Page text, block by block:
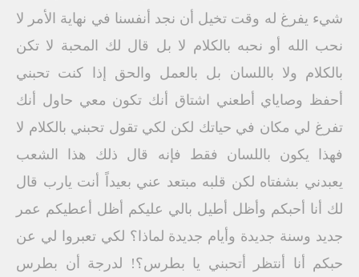
شيء يفرغ له وقت تخيل أن نجد أنفسنا في نهاية الأمر لا
نحب الله أو نحبه بالكلام لا بل قال لك المحبة لا تكن
بالكلام ولا باللسان بل بالعمل والحق إذا كنت تحبني
أحفظ وصاياي أطعني اشتاق أنك تكون معي حاول أنك
تفرغ لي مكان في حياتك لكن لكي تقول تحبني بالكلام لا
فهذا يكون باللسان فقط فإنه قال ذلك هذا الشعب
يعبدني بشفتاه لكن قلبه مبتعد عني بعيداً أنت يارب قال
لك أنا أحبكم وأظل أطيل بالي عليكم أظل أعطيكم عمر
جديد وسنة جديدة وأيام جديدة لماذا؟ لكي تعبروا لي عن
حبكم أنا أنتظر أتحبني يا بطرس؟! لدرجة أن بطرس